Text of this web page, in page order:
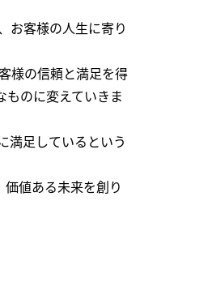
お客様の人生に寄り
様の信頼と満足を得
のに変えていきま
満足しているという
値ある未来を創り